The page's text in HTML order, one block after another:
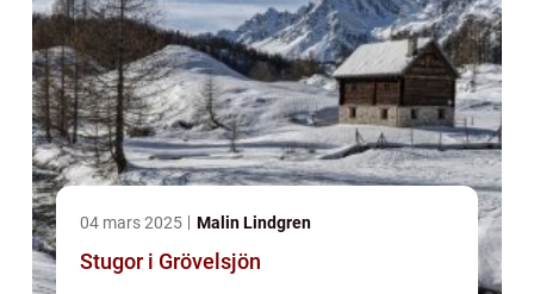
04 mars 2025 Malin Lindgren
Stugor i Grövelsjön